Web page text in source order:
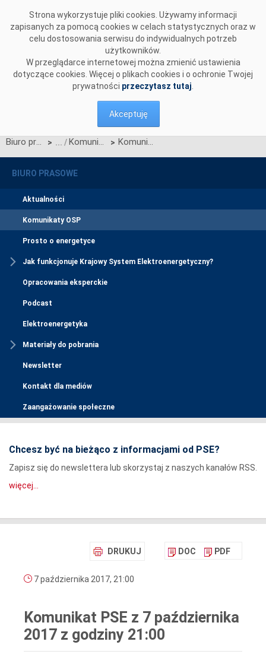
Strona wykorzystuje pliki cookies. Używamy informacji
zapisanych za pomocą cookies w celach statystycznych oraz w
celu dostosowania serwisu do indywidualnych potrzeb
użytkowników.
W przeglądarce internetowej można zmienić ustawienia
dotyczące cookies. Więcej o plikach cookies i o ochronie Twojej
prywatności przeczytasz tutaj
Akceptuję
Biuro prasowe > Komunikaty OSP > Komunikat PSE z 7 października 2017 z godziny 21:00
BIURO PRASOWE
Aktualności
Komunikaty OSP
Prosto o energetyce
Jak funkcjonuje Krajowy System Elektroenergetyczny?
Opracowania eksperckie
Podcast
Elektroenergetyka
Materiały do pobrania
Newsletter
Kontakt dla mediów
Zaangażowanie społeczne
Chcesz być na bieżąco z informacjami od PSE?
Zapisz się do newslettera lub skorzystaj z naszych kanałów RSS.
więcej...
DRUKUJ DOC PDF
7 października 2017, 21:00
Komunikat PSE z 7 października
2017 z godziny 21:00